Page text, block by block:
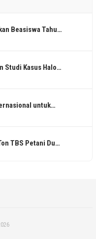
Beasiswa Tahu…
Studi Kasus Halo…
untuk…
TBS Petani Du…